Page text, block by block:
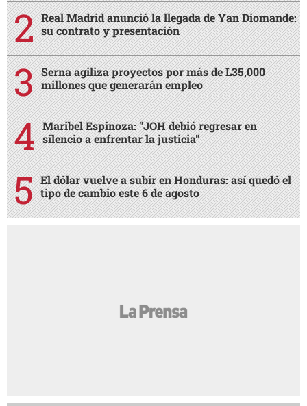
Real Madrid anunció la llegada de Yan Diomande:
su contrato y presentación
Serna agiliza proyectos por más de L35,000
millones que generarán empleo
Maribel Espinoza: "JOH debió regresar en
silencio a enfrentar la justicia"
El dólar vuelve a subir en Honduras: así quedó el
tipo de cambio este 6 de agosto